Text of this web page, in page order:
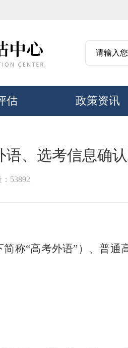
估 政策资讯
、选考信息确
53892
简称“高考外语”）、普通